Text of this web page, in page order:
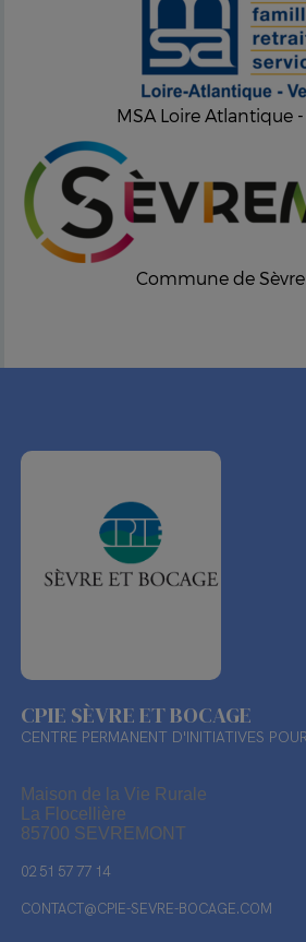
MSA Loire Atlantique
Commune de
CPIE SÈVRE ET BOCAGE
CENTRE PERMANENT D'INITIATIVES
Maison de la Vie Rurale
La Flocellière
85700 SEVREMONT
02 51 57 77 14
CONTACT@CPIE-SEVRE-BOCAGE.COM